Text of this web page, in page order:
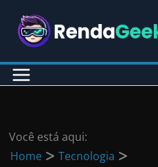
para
conteúdo
Você está aqui:
Home
Tecnologia